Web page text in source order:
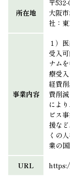
所在地
〒
大阪
社：東
事業内容
１）
受入
ナム
療受
経費
費削
によ
ビス
援な
くの
業の
URL